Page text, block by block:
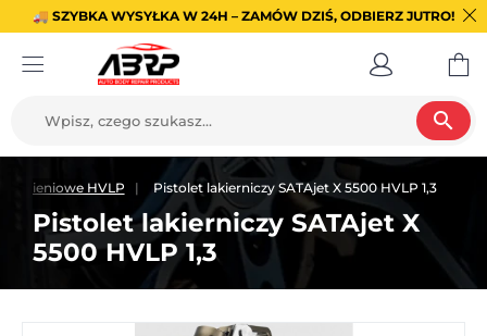
🚚 SZYBKA WYSYŁKA W 24H – ZAMÓW DZIŚ, ODBIERZ JUTRO!
search
HVLP Pistolet lakierniczy SATAjet X 5500 HVLP 1,3
Pistolet lakierniczy SATAjet X
5500 HVLP 1,3